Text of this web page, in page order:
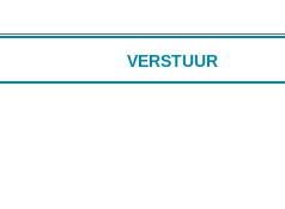
VERSTUUR